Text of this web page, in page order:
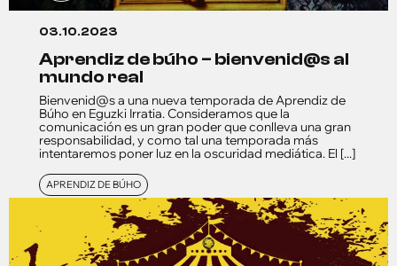
03.10.2023
aprendiz de búho – bienvenid@s al
mundo real
Bienvenid@s a una nueva temporada de Aprendiz de
Búho en Eguzki Irratia. Consideramos que la
comunicación es un gran poder que conlleva una gran
responsabilidad, y como tal una temporada más
intentaremos poner luz en la oscuridad mediática. El [...]
APRENDIZ DE BÚHO